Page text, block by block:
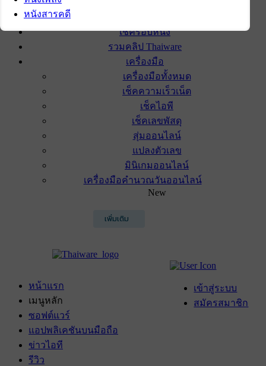
เช็ครอบหนัง
รวมคลิป Thaiware
เครื่องมือ
เครื่องมือทั้งหมด
เช็คความเร็วเน็ต
เช็คไอพี
เช็คเลขพัสดุ
สุ่มออนไลน์
แปลงตัวเลข
มินิเกมออนไลน์
เครื่องมือคำนวณวันออนไลน์
New
เพิ่มเติม
เข้าสู่ระบบ
สมัครสมาชิก
หน้าแรก
เมนูหลัก
ซอฟต์แวร์
แอปพลิเคชันบนมือถือ
ข่าวไอที
รีวิว
หนังสารคดี